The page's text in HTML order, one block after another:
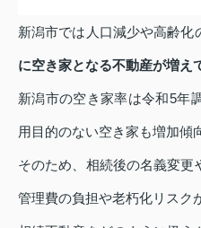
新潟市では人口減少や高齢化
に空き家となる不動産が増え
新潟市の空き家率は令和5年
用目的のない空き家も増加傾
そのため、相続後の名義変
管理費の負担や老朽化リスク